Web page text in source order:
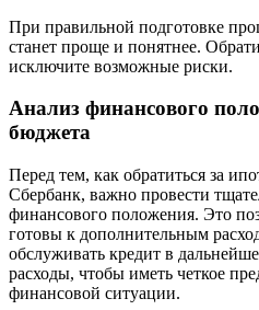
При правильной подготовке
станет проще и понятнее.
исключите возможные риски.
Анализ финансового
бюджета
Перед тем, как обратиться за
Сбербанк, важно провести
финансового положения. Это
готовы к дополнительным
обслуживать кредит в
расходы, чтобы иметь четкое
финансовой ситуации.